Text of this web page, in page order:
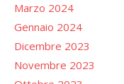
Marzo 2024
Gennaio 2024
Dicembre 2023
Novembre 2023